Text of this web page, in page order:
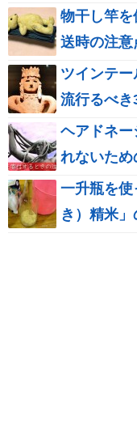
物干し竿
送時の注意
ツインテ
流行るべき
ヘアドネー
れないため
一升瓶を
き）精米」